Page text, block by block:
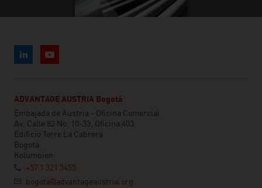
ADVANTAGE AUSTRIA Bogotá
Embajada de Austria - Oficina Comercial
Av. Calle 82 No. 10-33, Oficina 403
Edificio Torre La Cabrera
Bogotá
Kolumbien
+57 1 321 5455
bogota@advantageaustria.org